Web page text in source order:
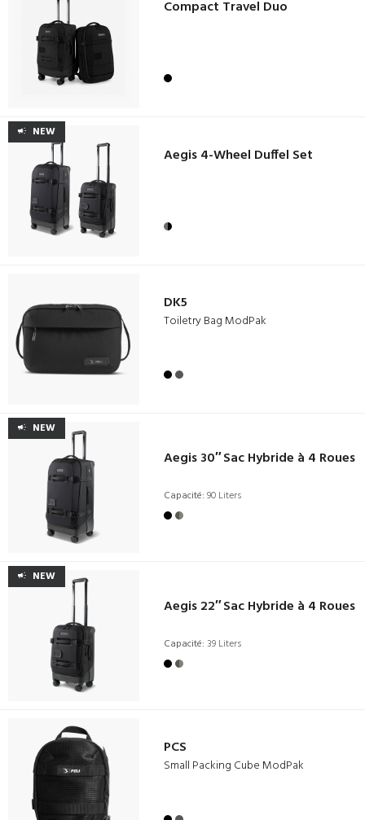
Compact Travel Duo
NEW
Aegis 4-Wheel Duffel Set
DK5
Toiletry Bag ModPak
NEW
Aegis 30″ Sac Hybride à 4 Roues
Capacité: 90 Liters
NEW
Aegis 22″ Sac Hybride à 4 Roues
Capacité: 39 Liters
PCS
Small Packing Cube ModPak